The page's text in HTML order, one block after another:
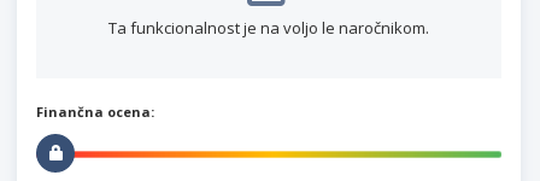
Ta funkcionalnost je na voljo le naročnikom.
Finančna ocena: